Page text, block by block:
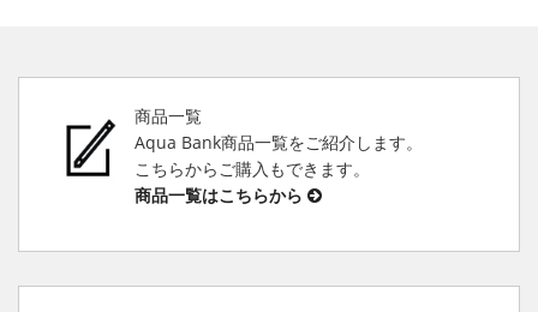
商品一覧
Aqua Bank商品一覧をご紹介します。
こちらからご購入もできます。
商品一覧はこちらから